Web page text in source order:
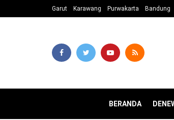
Garut Karawang Purwakarta Bandung
BERANDA